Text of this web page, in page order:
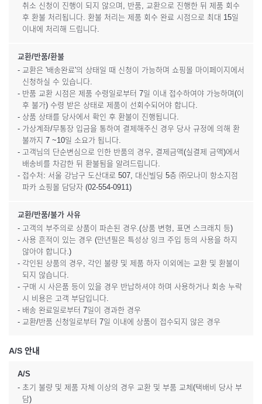
취소 신청이 진행이 되지 않으며, 반품, 교환으로 진행한 뒤 제품 회수
후 환불 처리됩니다. 환불 처리는 제품 회수 완료 시점으로 최대 15일
이내에 처리해 드립니다.
교환/반품/환불
- 교환은 '배송완료'의 상태일 때 신청이 가능하며 쇼핑몰 마이페이지에서
신청하실 수 있습니다.
- 반품 교환 시점은 제품 수령일로부터 7일 이내 접수하여야 가능하며(이
후 불가) 수령 받은 상태로 제품이 선회수되어야 합니다.
- 상품 상태를 당사에서 확인 후 환불이 진행됩니다.
- 가상계좌/무통장 입금을 통하여 결제해주신 경우 당사 규정에 의해 환
불까지 7 ~10일 소요가 됩니다.
- 고객님의 단순변심으로 인한 반품의 경우, 결제금액(실결제 금액)에서
배송비를 차감한 뒤 환불됨을 알려드립니다.
- 접수처: 서울 강남구 도산대로 507, 대신빌딩 5층 ㈜모나미 항소지점
파카 쇼핑몰 담당자 (02-554-0911)
교환/반품/불가 사유
- 고객의 부주의로 상품이 파손된 경우.(상품 변형, 표면 스크래치 등)
- 사용 흔적이 있는 경우 (만년필은 특성상 잉크 주입 등의 사용을 하지
않아야 합니다.)
- 각인된 상품의 경우, 각인 불량 및 제품 하자 이외에는 교환 및 환불이
되지 않습니다.
- 구매 시 사은품 등이 있을 경우 반납하셔야 하며 사용하거나 회송 누락
시 비용은 고객 부담입니다.
- 배송 완료일로부터 7일이 경과한 경우
- 교환/반품 신청일로부터 7일 이내에 상품이 접수되지 않은 경우
A/S 안내
A/S
- 초기 불량 및 제품 자체 이상의 경우 교환 및 부품 교체(택배비 당사 부
담)